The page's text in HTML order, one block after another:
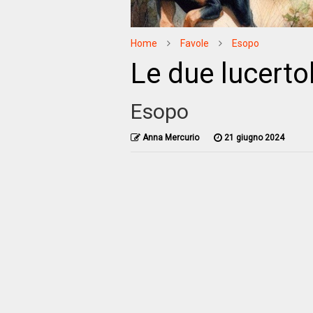
Home Favole Esopo
Le due
Esopo
Anna Mercurio 21 giugno 2024